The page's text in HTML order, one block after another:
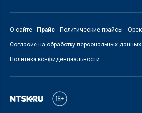
О сайте Прайс Политические прайсы Орск
Согласие на обработку персональных данных
Политика конфиденциальности